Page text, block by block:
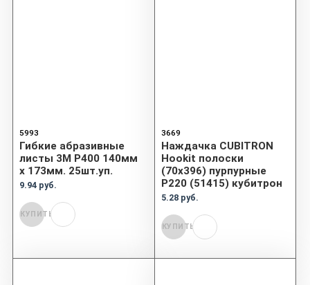
5993
Гибкие абразивные
листы 3М P400 140мм
х 173мм. 25шт.уп.
9.94 руб.
КУПИТЬ
3669
Наждачка CUBITRON
Hookit полоски
(70x396) пурпурные
P220 (51415) кубитрон
5.28 руб.
КУПИТЬ